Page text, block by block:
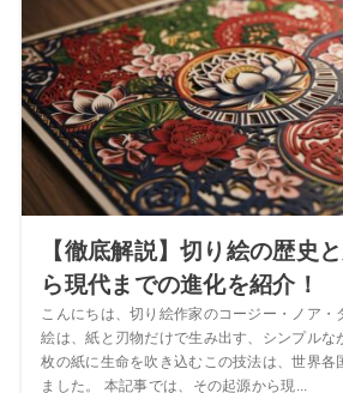
【徹底解説】切り絵の歴史
ら現代までの進化を紹介！
こんにちは、切り絵作家のコージー・ノア・
絵は、紙と刃物だけで生み出す、シンプルな
枚の紙に生命を吹き込むこの技法は、世界各
ました。 本記事では、その起源から現...